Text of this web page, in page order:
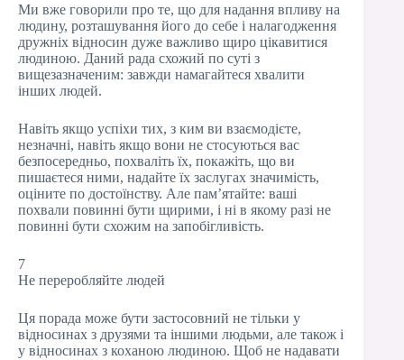
Ми вже говорили про те, що для надання впливу на
людину, розташування його до себе і налагодження
дружніх відносин дуже важливо щиро цікавитися
людиною. Даний рада схожий по суті з
вищезазначеним: завжди намагайтеся хвалити
інших людей.
Навіть якщо успіхи тих, з ким ви взаємодієте,
незначні, навіть якщо вони не стосуються вас
безпосередньо, похваліть їх, покажіть, що ви
пишаєтеся ними, надайте їх заслугах значимість,
оціните по достоїнству. Але пам’ятайте: ваші
похвали повинні бути щирими, і ні в якому разі не
повинні бути схожим на запобігливість.
7
Не переробляйте людей
Ця порада може бути застосовний не тільки у
відносинах з друзями та іншими людьми, але також і
у відносинах з коханою людиною. Щоб не надавати